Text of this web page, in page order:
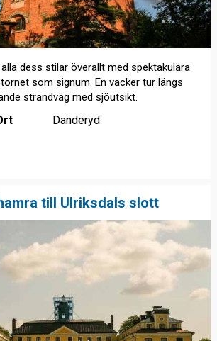
dess stilar överallt med spektakulära
som signum. En vacker tur längs
strandväg med sjöutsikt.
Danderyd
till Ulriksdals slott